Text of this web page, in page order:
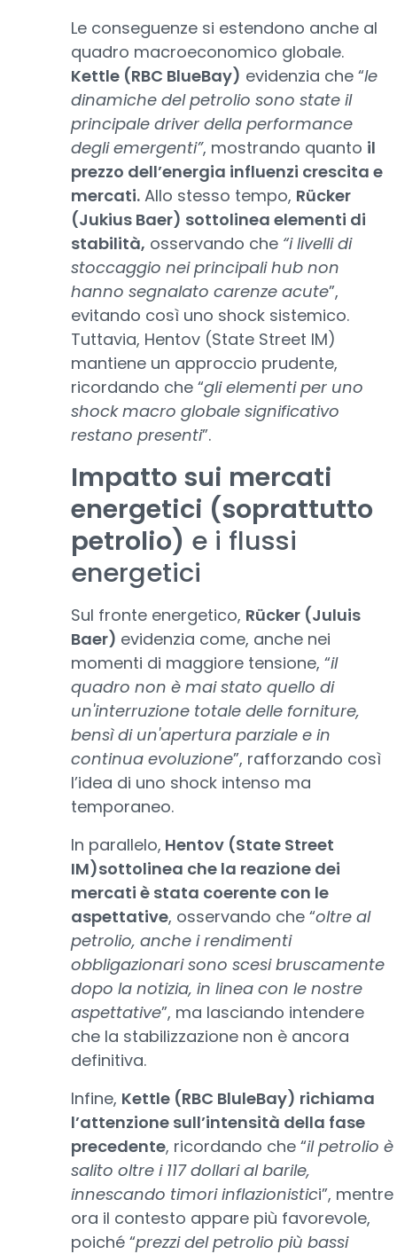
Le conseguenze si estendono anche al
quadro macroeconomico globale.
Kettle (RBC BlueBay) evidenzia che “le
dinamiche del petrolio sono state il
principale driver della performance
degli emergenti”, mostrando quanto il
prezzo dell’energia influenzi crescita e
mercati. Allo stesso tempo, Rücker
(Jukius Baer) sottolinea elementi di
stabilità, osservando che “i livelli di
stoccaggio nei principali hub non
hanno segnalato carenze acute”,
evitando così uno shock sistemico.
Tuttavia, Hentov (State Street IM)
mantiene un approccio prudente,
ricordando che “gli elementi per uno
shock macro globale significativo
restano presenti”.
Impatto sui mercati
energetici (soprattutto
petrolio) e i flussi
energetici
Sul fronte energetico, Rücker (Juluis
Baer) evidenzia come, anche nei
momenti di maggiore tensione, “il
quadro non è mai stato quello di
un'interruzione totale delle forniture,
bensì di un'apertura parziale e in
continua evoluzione”, rafforzando così
l’idea di uno shock intenso ma
temporaneo.
In parallelo, Hentov (State Street
IM)sottolinea che la reazione dei
mercati è stata coerente con le
aspettative, osservando che “oltre al
petrolio, anche i rendimenti
obbligazionari sono scesi bruscamente
dopo la notizia, in linea con le nostre
aspettative”, ma lasciando intendere
che la stabilizzazione non è ancora
definitiva.
Infine, Kettle (RBC BluleBay) richiama
l’attenzione sull’intensità della fase
precedente, ricordando che “il petrolio è
salito oltre i 117 dollari al barile,
innescando timori inflazionistici”, mentre
ora il contesto appare più favorevole,
poiché “prezzi del petrolio più bassi